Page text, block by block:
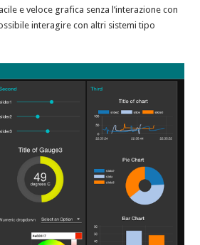
e veloce grafica senza l’interazione con
interagire con altri sistemi tipo